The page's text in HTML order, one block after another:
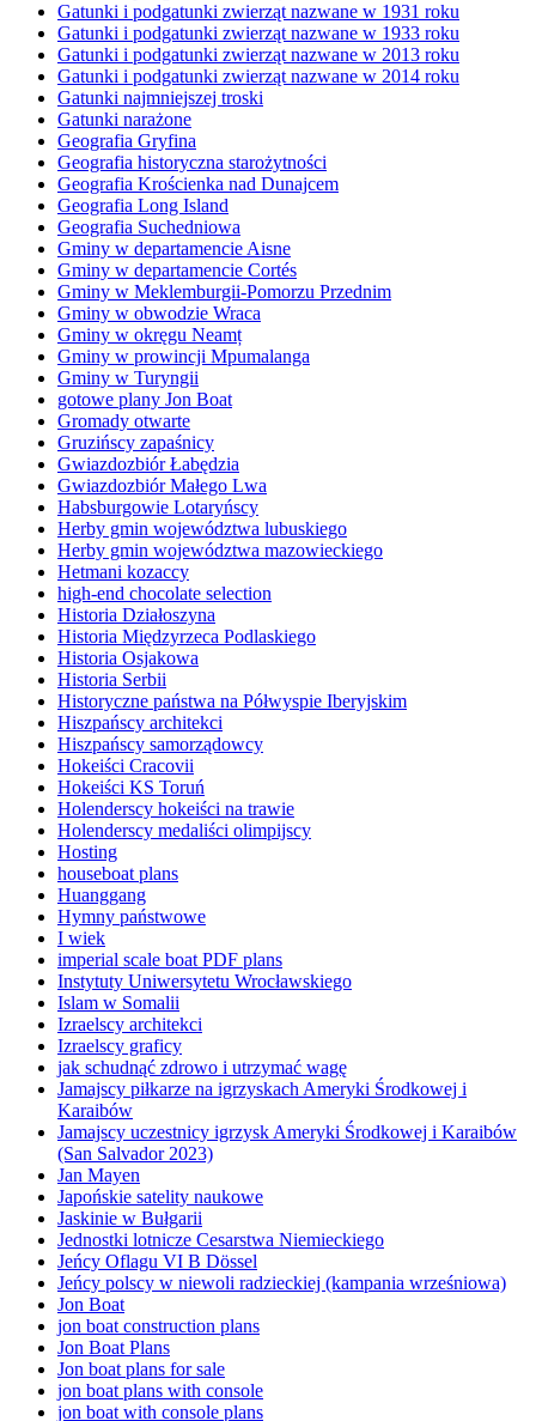
Gatunki i podgatunki zwierząt nazwane w 1931 roku
Gatunki i podgatunki zwierząt nazwane w 1933 roku
Gatunki i podgatunki zwierząt nazwane w 2013 roku
Gatunki i podgatunki zwierząt nazwane w 2014 roku
Gatunki najmniejszej troski
Gatunki narażone
Geografia Gryfina
Geografia historyczna starożytności
Geografia Krościenka nad Dunajcem
Geografia Long Island
Geografia Suchedniowa
Gminy w departamencie Aisne
Gminy w departamencie Cortés
Gminy w Meklemburgii-Pomorzu Przednim
Gminy w obwodzie Wraca
Gminy w okręgu Neamț
Gminy w prowincji Mpumalanga
Gminy w Turyngii
gotowe plany Jon Boat
Gromady otwarte
Gruzińscy zapaśnicy
Gwiazdozbiór Łabędzia
Gwiazdozbiór Małego Lwa
Habsburgowie Lotaryńscy
Herby gmin województwa lubuskiego
Herby gmin województwa mazowieckiego
Hetmani kozaccy
high-end chocolate selection
Historia Działoszyna
Historia Międzyrzeca Podlaskiego
Historia Osjakowa
Historia Serbii
Historyczne państwa na Półwyspie Iberyjskim
Hiszpańscy architekci
Hiszpańscy samorządowcy
Hokeiści Cracovii
Hokeiści KS Toruń
Holenderscy hokeiści na trawie
Holenderscy medaliści olimpijscy
Hosting
houseboat plans
Huanggang
Hymny państwowe
I wiek
imperial scale boat PDF plans
Instytuty Uniwersytetu Wrocławskiego
Islam w Somalii
Izraelscy architekci
Izraelscy graficy
jak schudnąć zdrowo i utrzymać wagę
Jamajscy piłkarze na igrzyskach Ameryki Środkowej i
Karaibów
Jamajscy uczestnicy igrzysk Ameryki Środkowej i Karaibów
(San Salvador 2023)
Jan Mayen
Japońskie satelity naukowe
Jaskinie w Bułgarii
Jednostki lotnicze Cesarstwa Niemieckiego
Jeńcy Oflagu VI B Dössel
Jeńcy polscy w niewoli radzieckiej (kampania wrześniowa)
Jon Boat
jon boat construction plans
Jon Boat Plans
Jon boat plans for sale
jon boat plans with console
jon boat with console plans